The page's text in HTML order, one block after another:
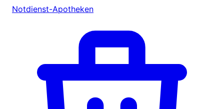
Notdienst-Apotheken